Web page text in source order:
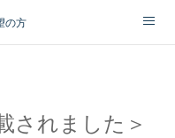
の方
されました＞